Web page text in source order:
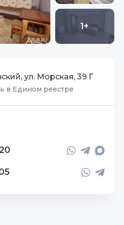
1+
ул. Морская, 39 Г
в Едином реестре